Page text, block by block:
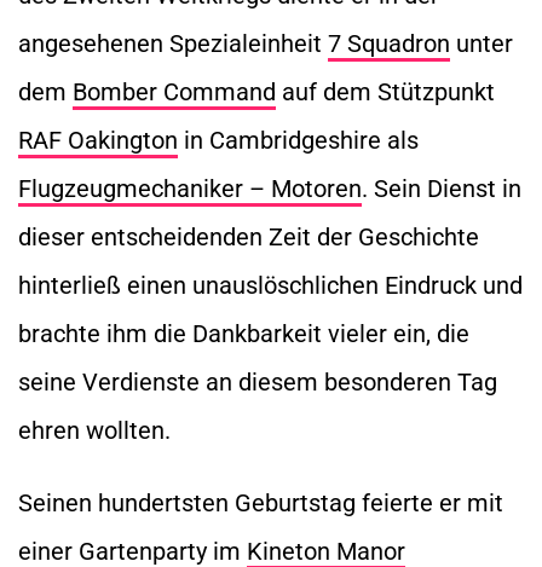
angesehenen Spezialeinheit 7 Squadron unter
dem Bomber Command auf dem Stützpunkt
RAF Oakington in Cambridgeshire als
Flugzeugmechaniker – Motoren. Sein Dienst in
dieser entscheidenden Zeit der Geschichte
hinterließ einen unauslöschlichen Eindruck und
brachte ihm die Dankbarkeit vieler ein, die
seine Verdienste an diesem besonderen Tag
ehren wollten.
Seinen hundertsten Geburtstag feierte er mit
einer Gartenparty im Kineton Manor